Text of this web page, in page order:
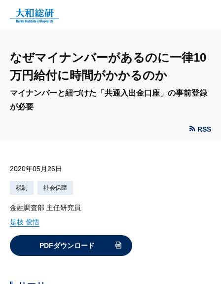
なぜマイナンバーがあるのに一律10
万円給付に時間がかかるのか
マイナンバーと紐づけた「共通入出金口座」の事前登録
が必要
RSS
2020年05月26日
税制 社会保障
金融調査部 主任研究員
是枝 俊悟
PDFダウンロード